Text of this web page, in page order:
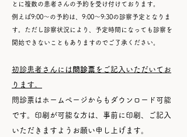
とに複数の患者さんの予約を受け付けております。
例えば9:00～の予約は、9:00～9:30の診察予定となりま
す。ただし診察状況により、予定時間になっても診察を
開始できないこともありますのでご了承ください。
初診患者さんには 問診票 をご記入いただいてお
ります。
問診票はホームページからもダウンロード可能
です。印刷が可能な方は、事前に印刷、ご記入
いただきますようお願い申し上げます。